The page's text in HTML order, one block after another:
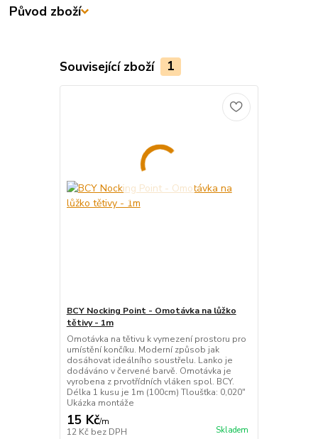
Původ zboží
Související zboží 1
BCY Nocking Point - Omotávka na lůžko
tětivy - 1m
Omotávka na tětivu k vymezení prostoru pro
umístění končíku. Moderní způsob jak
dosáhovat ideálního soustřelu. Lanko je
dodáváno v červené barvě. Omotávka je
vyrobena z prvotřídních vláken spol. BCY.
Délka 1 kusu je 1m (100cm) Tloušťka: 0,020"
Ukázka montáže
15 Kč/m
12 Kč bez DPH Skladem